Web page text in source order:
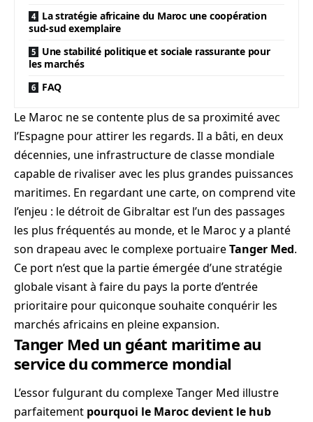
La stratégie africaine du Maroc une coopération
sud-sud exemplaire
Une stabilité politique et sociale rassurante pour
les marchés
FAQ
Le Maroc ne se contente plus de sa proximité avec
l’Espagne pour attirer les regards. Il a bâti, en deux
décennies, une infrastructure de classe mondiale
capable de rivaliser avec les plus grandes puissances
maritimes. En regardant une carte, on comprend vite
l’enjeu : le détroit de Gibraltar est l’un des passages
les plus fréquentés au monde, et le Maroc y a planté
son drapeau avec le complexe portuaireTanger Med.
Ce port n’est que la partie émergée d’une stratégie
globale visant à faire du pays la porte d’entrée
prioritaire pour quiconque souhaite conquérir les
marchés africains en pleine expansion.
Tanger Med un géant maritime au
service du commerce mondial
L’essor fulgurant du complexe Tanger Med illustre
parfaitement pourquoi le Maroc devient le hub